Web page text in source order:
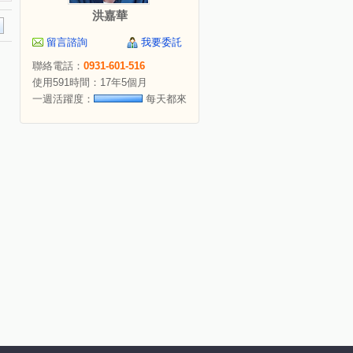
洪嘉華
留言諮詢
我要委託
聯絡電話： 0931-601-516
使用591時間：17年5個月
一週活躍度：
每天都來